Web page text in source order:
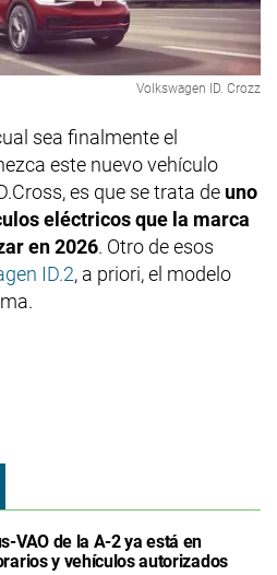
Volkswagen ID. Crozz
sea finalmente el
este nuevo vehículo
es que se trata de uno
eléctricos que la marca
en 2026. Otro de esos
ID.2, a priori, el modelo
VAO de la A-2 ya está en
y vehículos autorizados